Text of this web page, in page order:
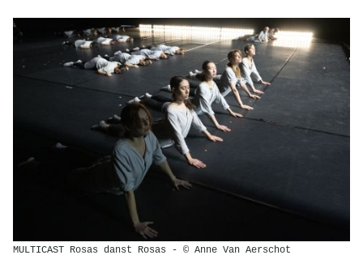
MULTICAST Rosas danst Rosas - © Anne Van Aerschot